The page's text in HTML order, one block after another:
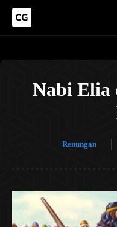
Nabi Elia
Renungan